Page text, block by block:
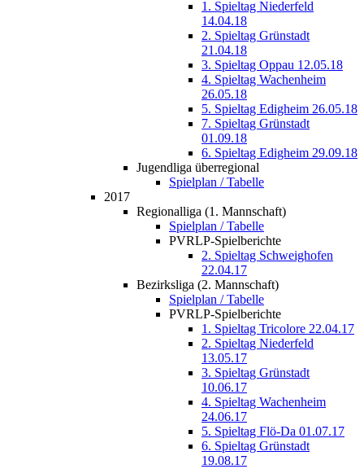
1. Spieltag Niederfeld
14.04.18
2. Spieltag Grünstadt
21.04.18
3. Spieltag Oppau 12.05.18
4. Spieltag Wachenheim
26.05.18
5. Spieltag Edigheim 26.05.18
7. Spieltag Grünstadt
01.09.18
6. Spieltag Edigheim 29.09.18
Jugendliga überregional
Spielplan / Tabelle
2017
Regionalliga (1. Mannschaft)
Spielplan / Tabelle
PVRLP-Spielberichte
2. Spieltag Schweighofen
22.04.17
Bezirksliga (2. Mannschaft)
Spielplan / Tabelle
PVRLP-Spielberichte
1. Spieltag Tricolore 22.04.17
2. Spieltag Niederfeld
13.05.17
3. Spieltag Grünstadt
10.06.17
4. Spieltag Wachenheim
24.06.17
5. Spieltag Flö-Da 01.07.17
6. Spieltag Grünstadt
19.08.17